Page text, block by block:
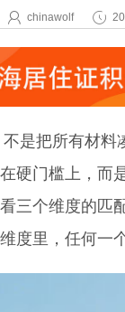
chinawolf
把所有材料
硬门槛上，而
个维度的匹
度里，任何一